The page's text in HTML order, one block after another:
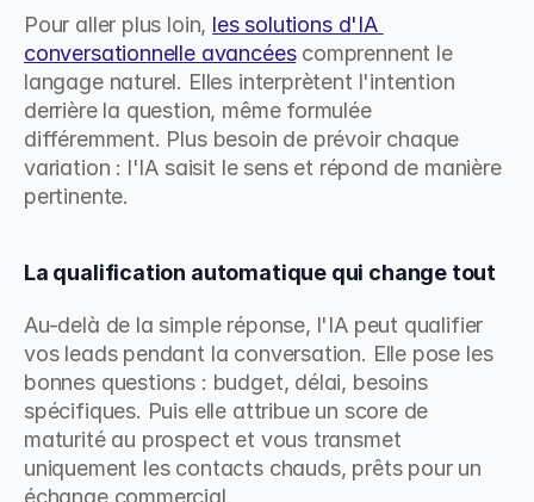
Pour aller plus loin, les solutions d'IA
conversationnelle avancées comprennent le
langage naturel. Elles interprètent l'intention
derrière la question, même formulée
différemment. Plus besoin de prévoir chaque
variation : l'IA saisit le sens et répond de manière
pertinente.
La qualification automatique qui change tout
Au-delà de la simple réponse, l'IA peut qualifier
vos leads pendant la conversation. Elle pose les
bonnes questions : budget, délai, besoins
spécifiques. Puis elle attribue un score de
maturité au prospect et vous transmet
uniquement les contacts chauds, prêts pour un
échange commercial.